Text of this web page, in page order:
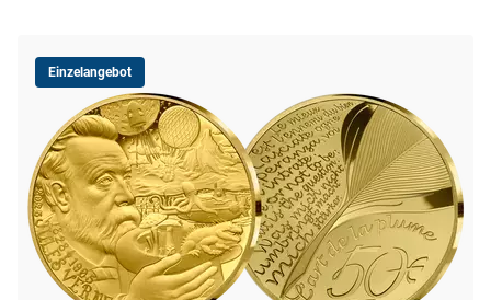
Einzelangebot